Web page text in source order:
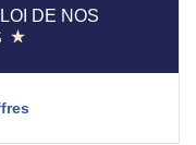
DE NOS